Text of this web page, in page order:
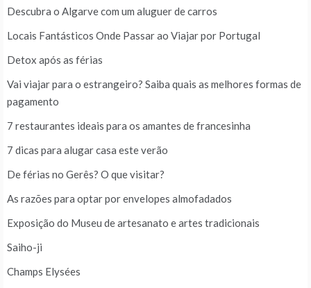
Descubra o Algarve com um aluguer de carros
Locais Fantásticos Onde Passar ao Viajar por Portugal
Detox após as férias
Vai viajar para o estrangeiro? Saiba quais as melhores formas de
pagamento
7 restaurantes ideais para os amantes de francesinha
7 dicas para alugar casa este verão
De férias no Gerês? O que visitar?
As razões para optar por envelopes almofadados
Exposição do Museu de artesanato e artes tradicionais
Saiho-ji
Champs Elysées